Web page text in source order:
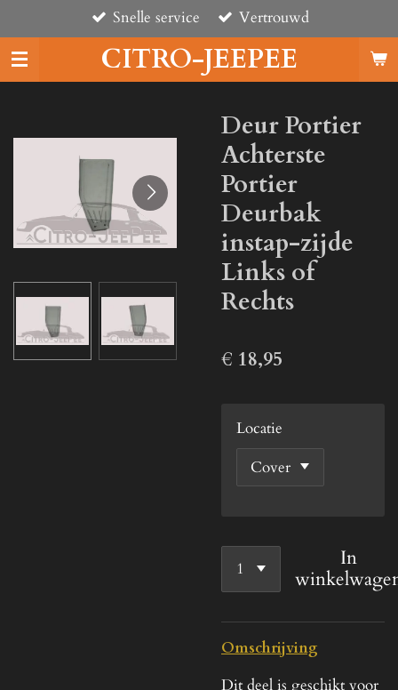
direct
naar
de
CITRO-JEEPEE
Snelle service Vertrouwd
Deur Portier
Achterste
Portier
Deurbak
instap-zijde
Links of
Rechts
€ 18,95
Locatie
In
Omschrijving
Dit deel is geschikt voor